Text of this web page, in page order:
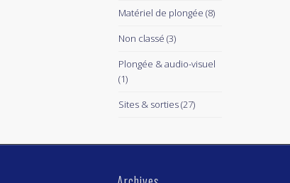
Matériel de plongée (8)
Non classé (3)
Plongée & audio-visuel
(1)
Sites & sorties(27)